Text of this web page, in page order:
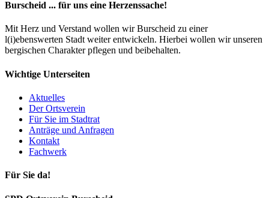
Burscheid ... für uns eine Herzenssache!
Mit Herz und Verstand wollen wir Burscheid zu einer
l(i)ebenswerten Stadt weiter entwickeln. Hierbei wollen wir unseren
bergischen Charakter pflegen und beibehalten.
Wichtige Unterseiten
Aktuelles
Der Ortsverein
Für Sie im Stadtrat
Anträge und Anfragen
Kontakt
Fachwerk
Für Sie da!